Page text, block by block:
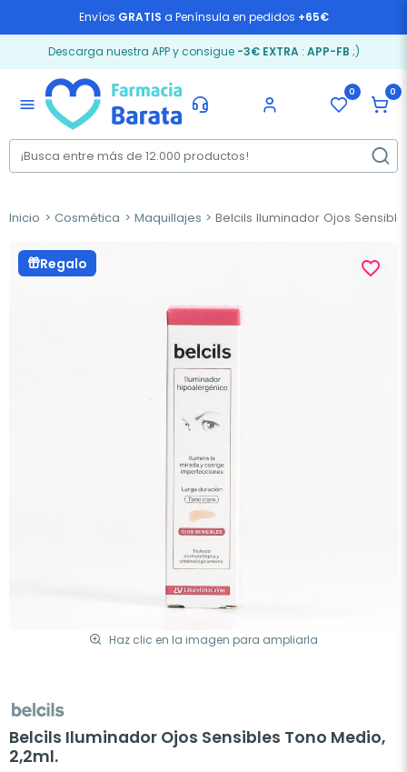
Envíos GRATIS a Península en pedidos +65€
Descarga nuestra APP y consigue -3€ EXTRA: APP-FB ;)
menu
0 0
Inicio Cosmética Maquillajes Belcils Iluminador Ojos
Regalo
Haz clic en la imagen para ampliarla
favorite_border
Belcils Iluminador Ojos Sensibles Tono Medio,
2,2ml.